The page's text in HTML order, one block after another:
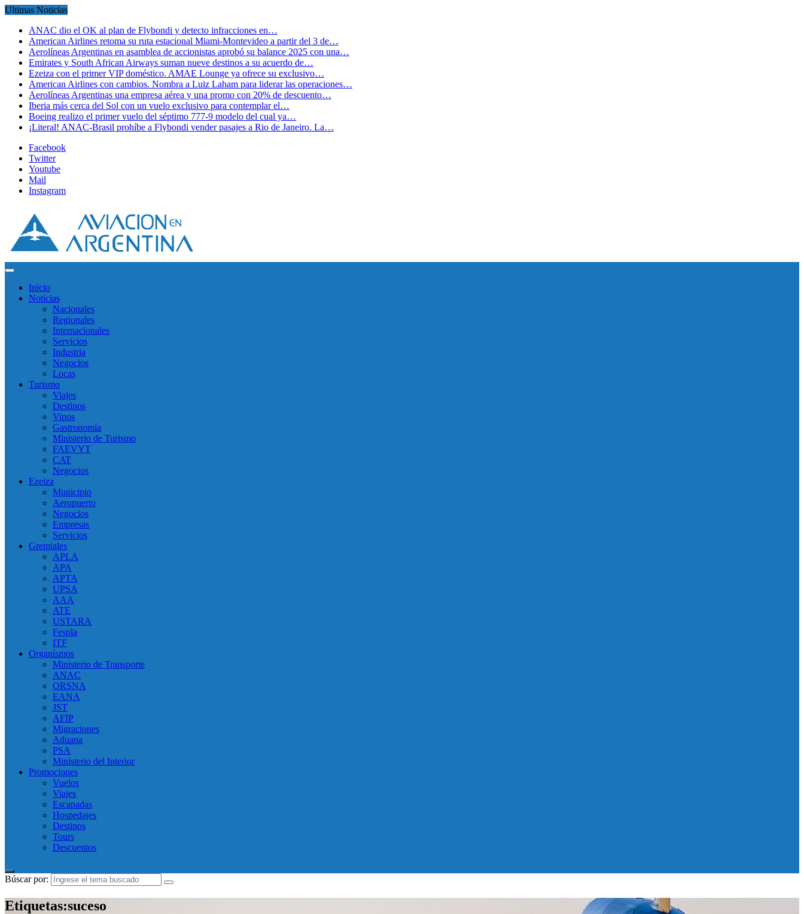
Ultimas Noticias
ANAC dio el OK al plan de Flybondi y detecto infracciones en…
American Airlines retoma su ruta estacional Miami-Montevideo a partir del 3 de…
Aerolíneas Argentinas en asamblea de accionistas aprobó su balance 2025 con una…
Emirates y South African Airways suman nueve destinos a su acuerdo de…
Ezeiza con el primer VIP doméstico. AMAE Lounge ya ofrece su exclusivo…
American Airlines con cambios. Nombra a Luiz Laham para liderar las operaciones…
Aerolíneas Argentinas una empresa aérea y una promo con 20% de descuento…
Iberia más cerca del Sol con un vuelo exclusivo para contemplar el…
Boeing realizo el primer vuelo del séptimo 777-9 modelo del cual ya…
¡Literal! ANAC-Brasil prohíbe a Flybondi vender pasajes a Rio de Janeiro. La…
Facebook
Twitter
Youtube
Mail
Instagram
Inicio
Noticias
Nacionales
Regionales
Internacionales
Servicios
Industria
Negocios
Locas
Turismo
Viajes
Destinos
Vinos
Gastronomía
Ministerio de Turismo
FAEVYT
CAT
Negocios
Ezeiza
Municipio
Aeropuerto
Negocios
Empresas
Servicios
Gremiales
APLA
APA
APTA
UPSA
AAA
ATE
USTARA
Fespla
ITF
Organísmos
Ministerio de Transporte
ANAC
ORSNA
EANA
JST
AFIP
Migraciones
Aduana
PSA
Ministerio del Interior
Promociones
Vuelos
Viajes
Escapadas
Hospedajes
Destinos
Tours
Descuentos
Búscar por:
Etiquetas:suceso